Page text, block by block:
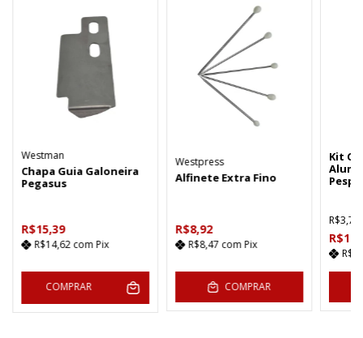
Westman
Chapa Guia Galoneira
Pegasus
R$15,39
R$14,62 com Pix
COMPRAR
Westpress
Alfinete Extra Fino
R$8,92
R$8,47 com Pix
COMPRAR
Kit
R$3,78